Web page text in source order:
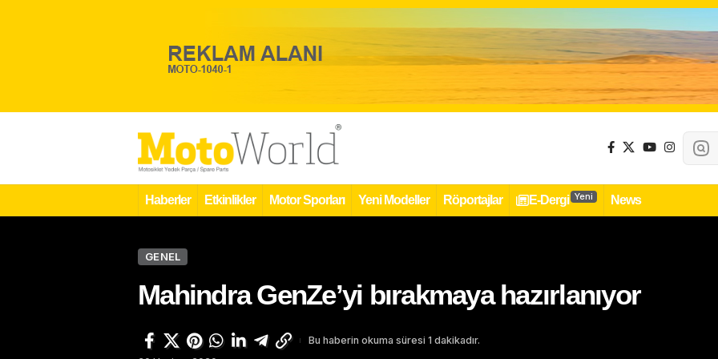
Haberler Etkinlikler Motor Sporları Yeni Modeller Röportajlar E-Dergi Yeni News
GENEL
Mahindra GenZe’yi bırakmaya hazırlanıyor
Bu haberin okuma süresi 1 dakikadır.